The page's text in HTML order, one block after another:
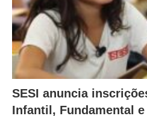
SESI anuncia
Infantil, Fundamental